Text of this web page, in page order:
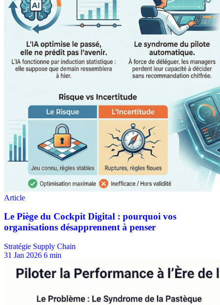
Stratégie Supply Chain
31 Jan 2026 6 min